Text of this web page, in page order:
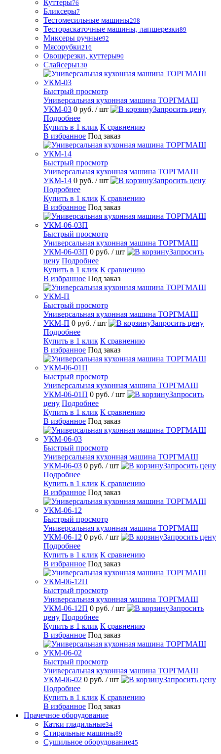
Куттеры76
Бликсеры7
Тестомесильные машины298
Тестораскаточные машины, лапшерезки89
Миксеры ручные92
Мясорубки216
Овощерезки, куттеры90
Слайсеры130
Быстрый просмотр
Универсальная кухонная машина ТОРГМАШ
УКМ-03 0 руб. / шт
Запросить цену
Подробнее
Купить в 1 клик К сравнению
В избранное Под заказ
Быстрый просмотр
Универсальная кухонная машина ТОРГМАШ
УКМ-14 0 руб. / шт
Запросить цену
Подробнее
Купить в 1 клик К сравнению
В избранное Под заказ
Быстрый просмотр
Универсальная кухонная машина ТОРГМАШ
УКМ-06-03П 0 руб. / шт
Запросить
цену Подробнее
Купить в 1 клик К сравнению
В избранное Под заказ
Быстрый просмотр
Универсальная кухонная машина ТОРГМАШ
УКМ-П 0 руб. / шт
Запросить цену
Подробнее
Купить в 1 клик К сравнению
В избранное Под заказ
Быстрый просмотр
Универсальная кухонная машина ТОРГМАШ
УКМ-06-01П 0 руб. / шт
Запросить
цену Подробнее
Купить в 1 клик К сравнению
В избранное Под заказ
Быстрый просмотр
Универсальная кухонная машина ТОРГМАШ
УКМ-06-03 0 руб. / шт
Запросить цену
Подробнее
Купить в 1 клик К сравнению
В избранное Под заказ
Быстрый просмотр
Универсальная кухонная машина ТОРГМАШ
УКМ-06-12 0 руб. / шт
Запросить цену
Подробнее
Купить в 1 клик К сравнению
В избранное Под заказ
Быстрый просмотр
Универсальная кухонная машина ТОРГМАШ
УКМ-06-12П 0 руб. / шт
Запросить
цену Подробнее
Купить в 1 клик К сравнению
В избранное Под заказ
Быстрый просмотр
Универсальная кухонная машина ТОРГМАШ
УКМ-06-02 0 руб. / шт
Запросить цену
Подробнее
Купить в 1 клик К сравнению
В избранное Под заказ
Прачечное оборудование
Катки гладильные34
Стиральные машины89
Сушильное оборудование45